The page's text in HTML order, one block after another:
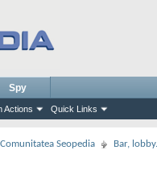
Actions Quick Links
Spy
Comunitatea Seopedia Bar,